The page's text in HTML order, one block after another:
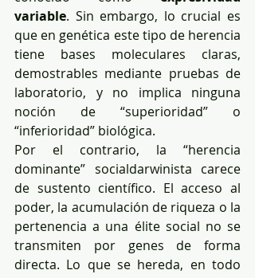
variable. Sin embargo, lo crucial es
que en genética este tipo de herencia
tiene bases moleculares claras,
demostrables mediante pruebas de
laboratorio, y no implica ninguna
noción de “superioridad” o
“inferioridad” biológica.
Por el contrario, la “herencia
dominante” socialdarwinista carece
de sustento científico. El acceso al
poder, la acumulación de riqueza o la
pertenencia a una élite social no se
transmiten por genes de forma
directa. Lo que se hereda, en todo